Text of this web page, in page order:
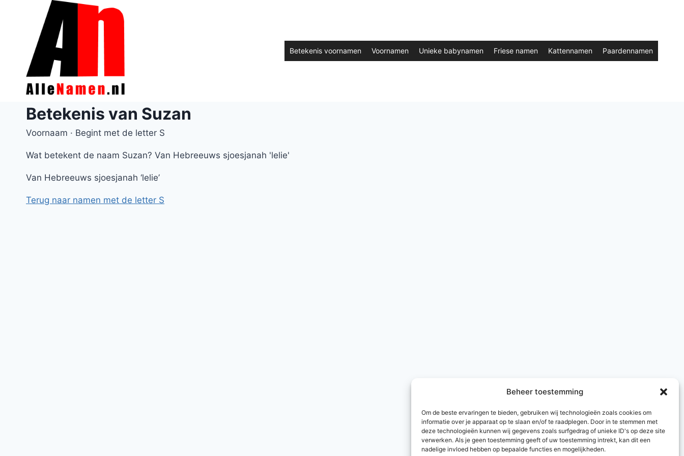
Beheer toestemming
Om de beste ervaringen te bieden, gebruiken wij technologieën zoals cookies om
informatie over je apparaat op te slaan en/of te raadplegen. Door in te stemmen met
deze technologieën kunnen wij gegevens zoals surfgedrag of unieke ID's op deze site
verwerken. Als je geen toestemming geeft of uw toestemming intrekt, kan dit een
nadelige invloed hebben op bepaalde functies en mogelijkheden.
Betekenis voornamen Voornamen Unieke babynamen Friese namen Kattennamen Paardennamen
Betekenis van Suzan
Voornaam · Begint met de letter S
Wat betekent de naam Suzan? Van Hebreeuws sjoesjanah 'lelie'
Van Hebreeuws sjoesjanah ‘lelie’
Terug naar namen met de letter S